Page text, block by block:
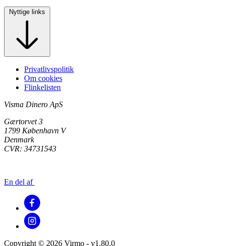
Nyttige links
Privatlivspolitik
Om cookies
Flinkelisten
Visma Dinero ApS
Gærtorvet 3
1799 København V
Denmark
CVR: 34731543
En del af
Copyright © 2026 Virmo - v1.80.0